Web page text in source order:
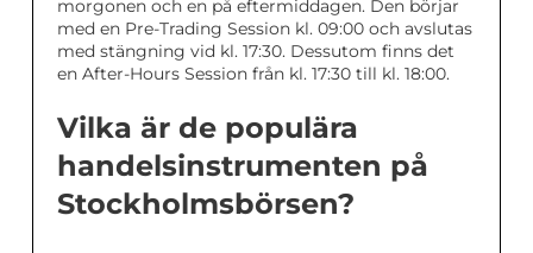
morgonen och en på eftermiddagen. Den börjar
med en Pre-Trading Session kl. 09:00 och avslutas
med stängning vid kl. 17:30. Dessutom finns det
en After-Hours Session från kl. 17:30 till kl. 18:00.
Vilka är de populära
handelsinstrumenten på
Stockholmsbörsen?